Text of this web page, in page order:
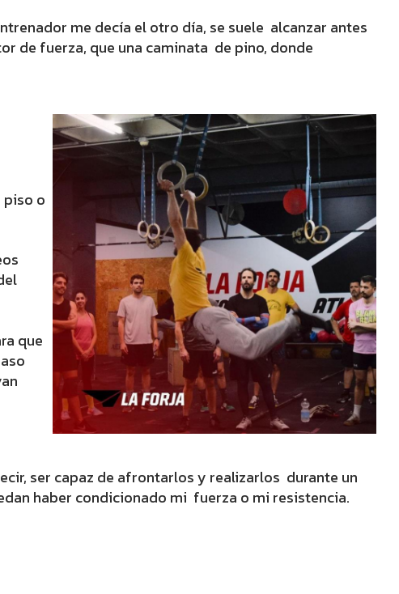
me decía el otro día, se suele alcanzar antes
de fuerza, que una caminata de pino, donde
piso o
que
ser capaz de afrontarlos y realizarlos durante un
haber condicionado mi fuerza o mi resistencia.